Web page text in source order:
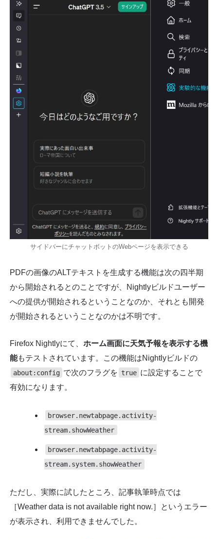
サイドバーにチャットボットのWebページを表示できる
PDFの画像のALTテキストを生成する機能は次の四半期
から開始されるとのことですが、Nightlyビルドユーザー
への提供が開始されるということなのか、それとも開発
が開始されるということなのかは不明です。
Firefox Nightlyにて、 ホーム画面に天気予報を表示する機
能もテストされています。この機能はNightlyビルドの
about:config で次のフラグを true に設定することで
有効になります。
browser.newtabpage.activity-
stream.showWeather
browser.newtabpage.activity-
stream.system.showWeather
ただし、実際に試したところ、記事執筆時点では
［Weather data is not available right now.］というエラー
が表示され、利用できませんでした。